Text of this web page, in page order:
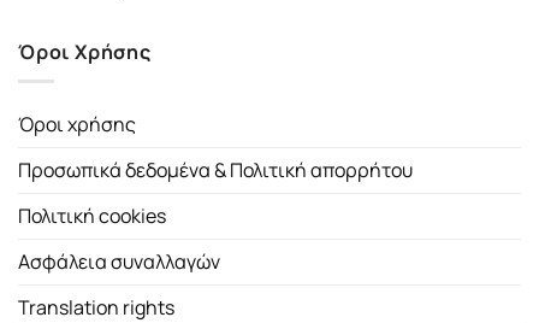
Όροι Χρήσης
Όροι χρήσης
Προσωπικά δεδομένα & Πολιτική απορρήτου
Πολιτική cookies
Ασφάλεια συναλλαγών
Translation rights